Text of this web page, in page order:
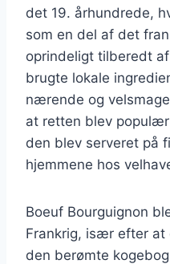
det 19. århundrede,
som en del af det
oprindeligt tilberedt
brugte lokale
nærende og
at retten blev
den blev serveret på
hjemmene hos
Boeuf Bourguignon
Frankrig, især efter
den berømte